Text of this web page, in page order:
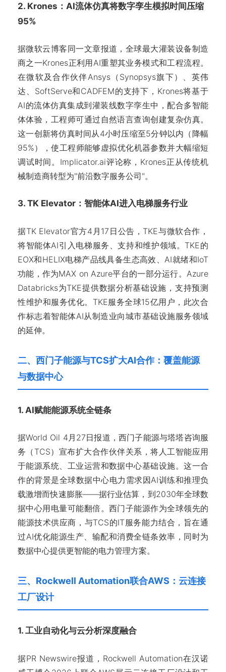
2. Krones：AI流体仿真将数字孪生模拟时间压缩
95%
据微软云博客同一文章报道，全球最大灌装设备制造
商之一Krones正利用AI重塑其业务模式和工程流程。
在微软及合作伙伴Ansys（Synopsys旗下）、英伟
达、SoftServe和CADFEM的支持下，Krones将基于
AI的流体仿真集成到灌装线数字孪生中，配合多智能
体体验，工程师可通过自然语言查询创建复杂仿真。
这一创新将仿真时间从4小时压缩至5分钟以内（降幅
95%），使工程师能够虚拟优化机器参数并大幅缩短
调试时间。Implicator.ai评论称，Krones正从传统机
械制造商转型为"前沿数字服务公司"。
3. TK Elevator：智能体AI进入电梯服务行业
据TK Elevator官方4月17日公告，TKE与微软合作，
将智能体AI引入电梯服务、支持和维护领域。TKE的
EOX和HELIX电梯产品线具备生态高效、AI就绪和IoT
功能，作为MAX on Azure平台的一部分运行。Azure
Databricks为TKE提供数据分析基础设施，支持预测
性维护和服务优化。TKE服务全球15亿用户，此次合
作标志着智能体AI从制造业向城市基础设施服务领域
的延伸。
二、西门子能源与TCS扩大AI合作：覆盖能源
与数据中心
1. AI赋能能源系统全链条
据World Oil 4月27日报道，西门子能源与塔塔咨询服
务（TCS）宣布扩大合作伙伴关系，将人工智能应用
于能源系统、工业运营和数据中心基础设施。这一合
作的背景是全球数据中心电力需求因AI训练和推理负
载激增而快速膨胀——据行业估算，到2030年全球数
据中心用电量可能翻倍。西门子能源作为全球领先的
能源技术供应商，与TCS的IT服务能力结合，旨在通
过AI优化能源生产、输配和消费全链条效率，同时为
数据中心提供更智能的电力管理方案。
三、Rockwell Automation联合AWS：云连接
工厂设计
1. 工业自动化与云分析深度融合
据PR Newswire报道，Rockwell Automation在汉诺